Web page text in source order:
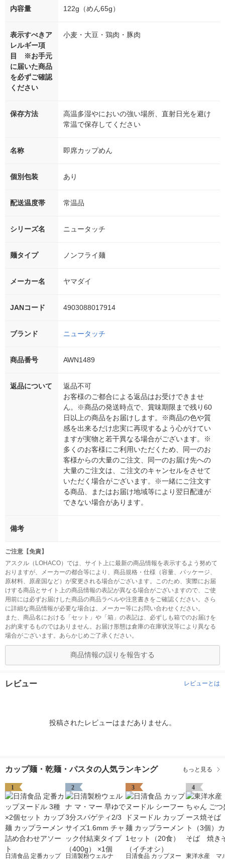
内容量 122g（めん65g）
表示すべきア
レルギー項
目 ※お手元
に届いた商品
を必ずご確認
ください
小麦・大豆・鶏肉・豚肉
保存方法
高温多湿やにおいの強い場所、直射日光を避け
常温で保存してください
名称 即席カップめん
個別包装 あり
配送温度帯 常温品
シリーズ名 ニュータッチ
麺タイプ ノンフライ麺
メーカー名 ヤマダイ
JANコード 4903088017914
ブランド ニュータッチ
商品番号 AWN1489
返品について
返品不可
お客様のご都合による返品はお受けできませ
ん。※商品の発送時点で、賞味期限まで残り60
日以上の商品をお届けします。※商品の色や質
感を出来るだけ忠実に再現するよう心がけてい
ますが実物と若干異なる場合がございます。※
多くのお客様にご利用いただくため、同一のお
客様からの大量のご注文、同一のお届け先への
大量のご注文は、ご注文のキャンセルをさせて
いただく場合がございます。※一緒にご注文す
る商品、またはお届け地域等により翌日配達が
できない場合があります。
備考
ご注意【免責】
アスクル（LOHACO）では、サイト上に最新の商品情報を表示するよう努めて
おりますが、メーカーの都合等により、商品規格・仕様（容量、パッケージ、
原材料、原産国など）が変更される場合がございます。このため、実際にお届
けする商品とサイト上の商品情報の表記が異なる場合がございますので、ご使
用前には必ずお届けした商品の商品ラベルや注意書きをご確認ください。さら
に詳細な商品情報が必要な場合は、メーカー等にお問い合わせください。
また、商品名における「セット」や「箱」の表記は、必ずしも箱でのお届けを
お約束するものではありません。お届け形態は倉庫の在庫状況等により異なる
場合がございます。あらかじめご了承ください。
商品情報の誤りを報告する
レビュー レビューとは
投稿されたレビューはまだありません。
カップ麺・乾麺・パスタの人気ランキング もっと見る
1
日清食品 定番カップ
2
日清製粉ウェルナ
3
日清食品 カップヌー
4
東洋水産 マ